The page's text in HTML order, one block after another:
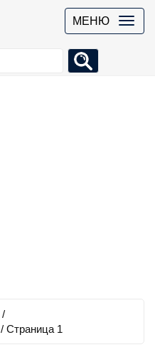
МЕНЮ
/
/ Страница 1